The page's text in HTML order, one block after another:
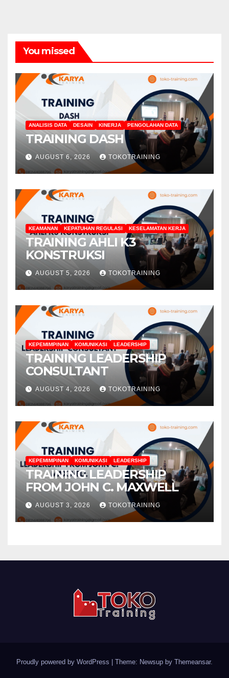
You missed
ANALISIS DATA DESAIN KINERJA PENGOLAHAN DATA
TRAINING DASH
AUGUST 6, 2026 TOKOTRAINING
KEAMANAN KEPATUHAN REGULASI KESELAMATAN KERJA
TRAINING AHLI K3
KONSTRUKSI
AUGUST 5, 2026 TOKOTRAINING
KEPEMIMPINAN KOMUNIKASI LEADERSHIP
TRAINING LEADERSHIP
CONSULTANT
AUGUST 4, 2026 TOKOTRAINING
KEPEMIMPINAN KOMUNIKASI LEADERSHIP
TRAINING LEADERSHIP
FROM JOHN C. MAXWELL
AUGUST 3, 2026 TOKOTRAINING
Proudly powered by WordPress Theme: Newsup by Themeansar.